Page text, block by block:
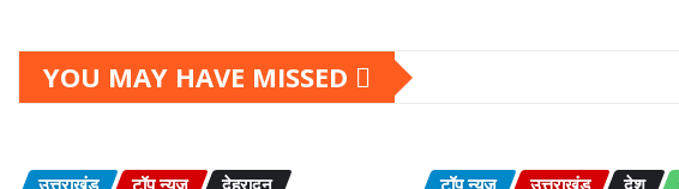
YOU MAY HAVE MISSED